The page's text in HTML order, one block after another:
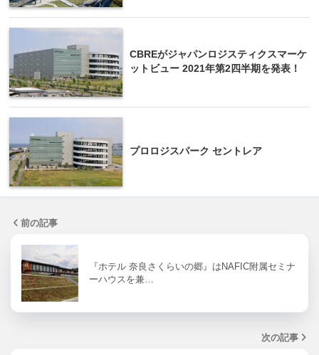
CBREがジャパンロジスティクスマーケ
ットビュー 2021年第2四半期を発表！
プロロジスパーク セントレア
前の記事
『ホテル 奈良さくらいの郷』はNAFIC附属セミナ
ーハウスを兼…
次の記事